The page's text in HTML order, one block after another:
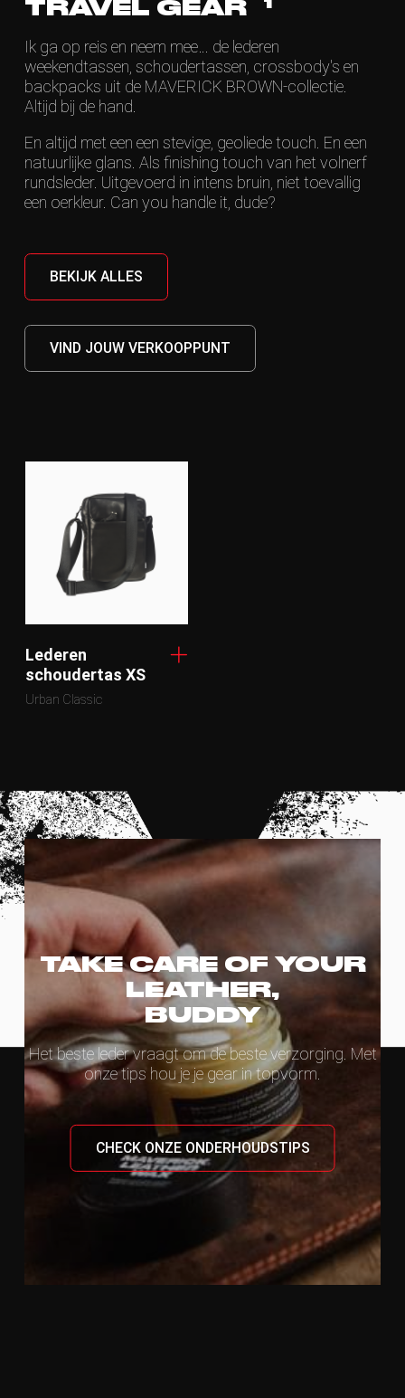
TRAVEL GEAR
Ik ga op reis en neem mee… de lederen
weekendtassen, schoudertassen, crossbody's en
backpacks uit de MAVERICK BROWN-collectie.
Altijd bij de hand.
En altijd met een een stevige, geoliede touch. En een
natuurlijke glans. Als finishing touch van het volnerf
rundsleder. Uitgevoerd in intens bruin, niet toevallig
een oerkleur. Can you handle it, dude?
BEKIJK ALLES
VIND JOUW VERKOOPPUNT
Lederen
schoudertas XS
Urban Classic
TAKE CARE OF YOUR
LEATHER,
BUDDY
Het beste leder vraagt om de beste verzorging. Met
onze tips hou je je gear in topvorm.
CHECK ONZE ONDERHOUDSTIPS